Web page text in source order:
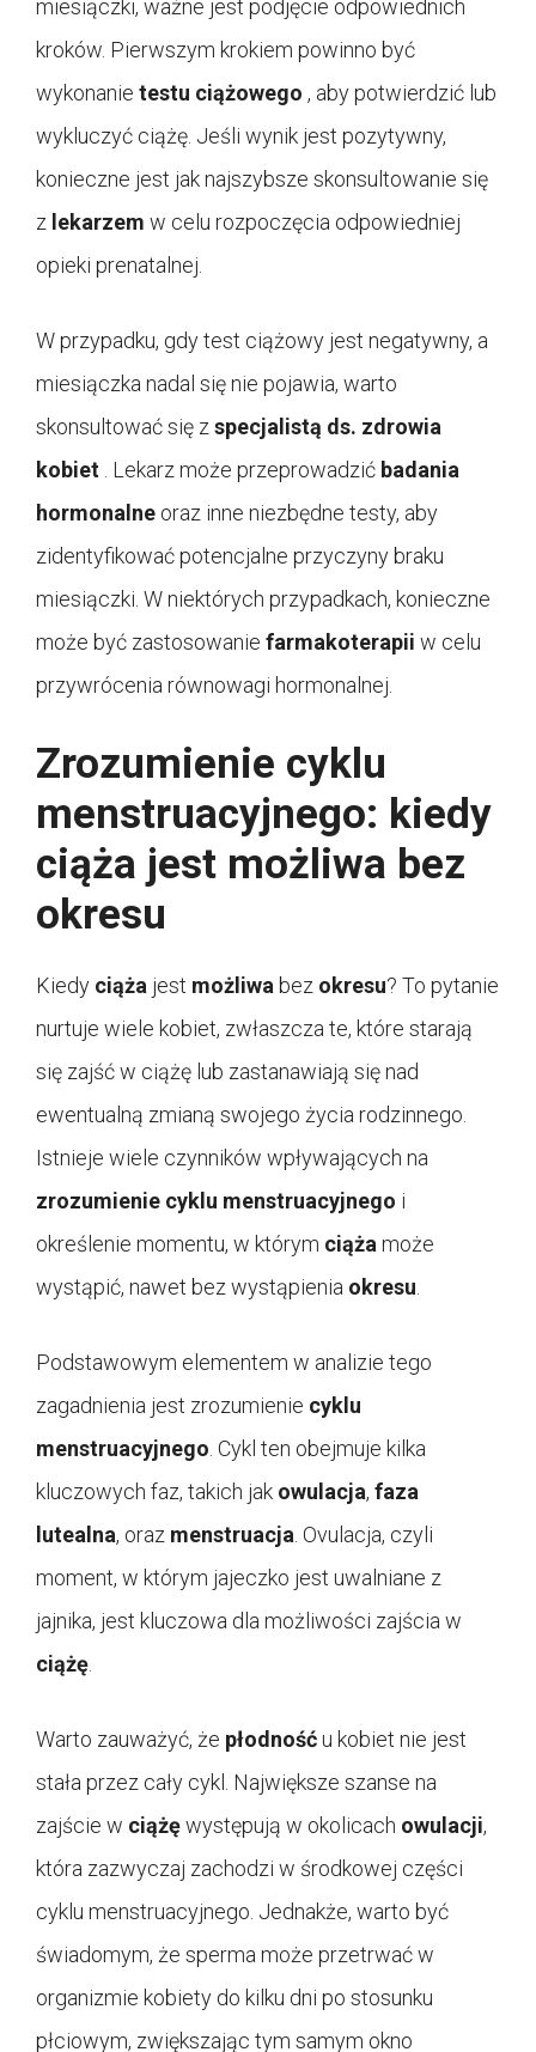
miesiączki, ważne jest podjęcie odpowiednich
kroków. Pierwszym krokiem powinno być
wykonanie testu ciążowego , aby potwierdzić lub
wykluczyć ciążę. Jeśli wynik jest pozytywny,
konieczne jest jak najszybsze skonsultowanie się
z lekarzem w celu rozpoczęcia odpowiedniej
opieki prenatalnej.
W przypadku, gdy test ciążowy jest negatywny, a
miesiączka nadal się nie pojawia, warto
skonsultować się z specjalistą ds. zdrowia
kobiet . Lekarz może przeprowadzić badania
hormonalne oraz inne niezbędne testy, aby
zidentyfikować potencjalne przyczyny braku
miesiączki. W niektórych przypadkach, konieczne
może być zastosowanie farmakoterapii w celu
przywrócenia równowagi hormonalnej.
Zrozumienie cyklu
menstruacyjnego: kiedy
ciąża jest możliwa bez
okresu
Kiedy ciąża jest możliwa bez okresu? To pytanie
nurtuje wiele kobiet, zwłaszcza te, które starają
się zajść w ciążę lub zastanawiają się nad
ewentualną zmianą swojego życia rodzinnego.
Istnieje wiele czynników wpływających na
zrozumienie cyklu menstruacyjnego i
określenie momentu, w którym ciąża może
wystąpić, nawet bez wystąpienia okresu
Podstawowym elementem w analizie tego
zagadnienia jest zrozumienie cyklu
menstruacyjnego . Cykl ten obejmuje kilka
kluczowych faz, takich jak owulacja, faza
lutealna, oraz menstruacja . Ovulacja, czyli
moment, w którym jajeczko jest uwalniane z
jajnika, jest kluczowa dla możliwości zajścia w
ciążę
Warto zauważyć, że płodnośću kobiet nie jest
stała przez cały cykl. Największe szanse na
zajście w ciążęwystępują w okolicach owulacji,
która zazwyczaj zachodzi w środkowej części
cyklu menstruacyjnego. Jednakże, warto być
świadomym, że sperma może przetrwać w
organizmie kobiety do kilku dni po stosunku
płciowym, zwiększając tym samym okno